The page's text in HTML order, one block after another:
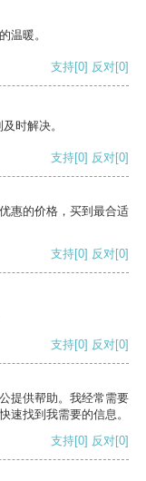
温暖。
支持[0] 反对[0]
时解决。
支持[0] 反对[0]
惠的价格，买到最合适
支持[0] 反对[0]
支持[0] 反对[0]
提供帮助。我经常需要
速找到我需要的信息。
支持[0] 反对[0]